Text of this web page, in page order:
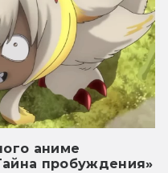
аниме
пробуждения»